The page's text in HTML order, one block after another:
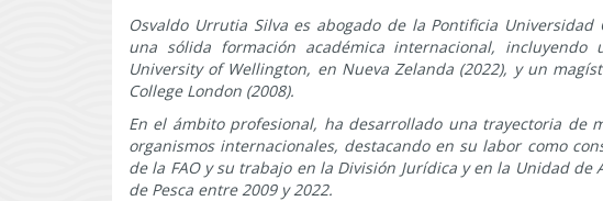
Osvaldo Urrutia Silva es abogado de la Pontificia Universidad
una sólida formación académica internacional,
University of Wellington, en Nueva Zelanda (2022), y un
College London (2008).
En el ámbito profesional, ha desarrollado una trayectoria de
organismos internacionales, destacando en su labor como
de la FAO y su trabajo en la División Jurídica y en la Unidad
de Pesca entre 2009 y 2022.